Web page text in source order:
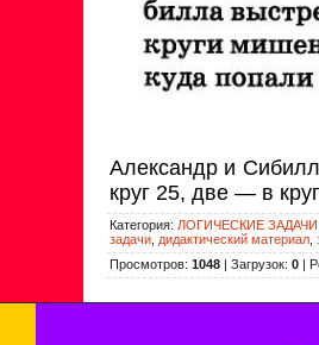
Александр и
круг 25, две — в
Категория: ЛОГИЧЕСКИЕ
задачи дидактический материал
Просмотров: 1048 | Загрузок: 0 |